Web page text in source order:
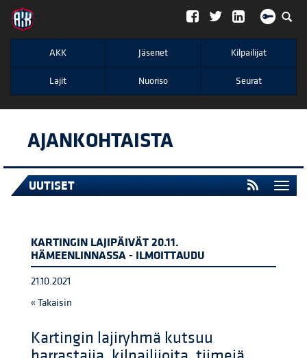
";
AKK Jäsenet Kilpailijat
Lajit Nuoriso Seurat
AJANKOHTAISTA
UUTISET
KARTINGIN LAJIPÄIVÄT 20.11.
HÄMEENLINNASSA - ILMOITTAUDU
21.10.2021
« Takaisin
Kartingin lajiryhmä kutsuu